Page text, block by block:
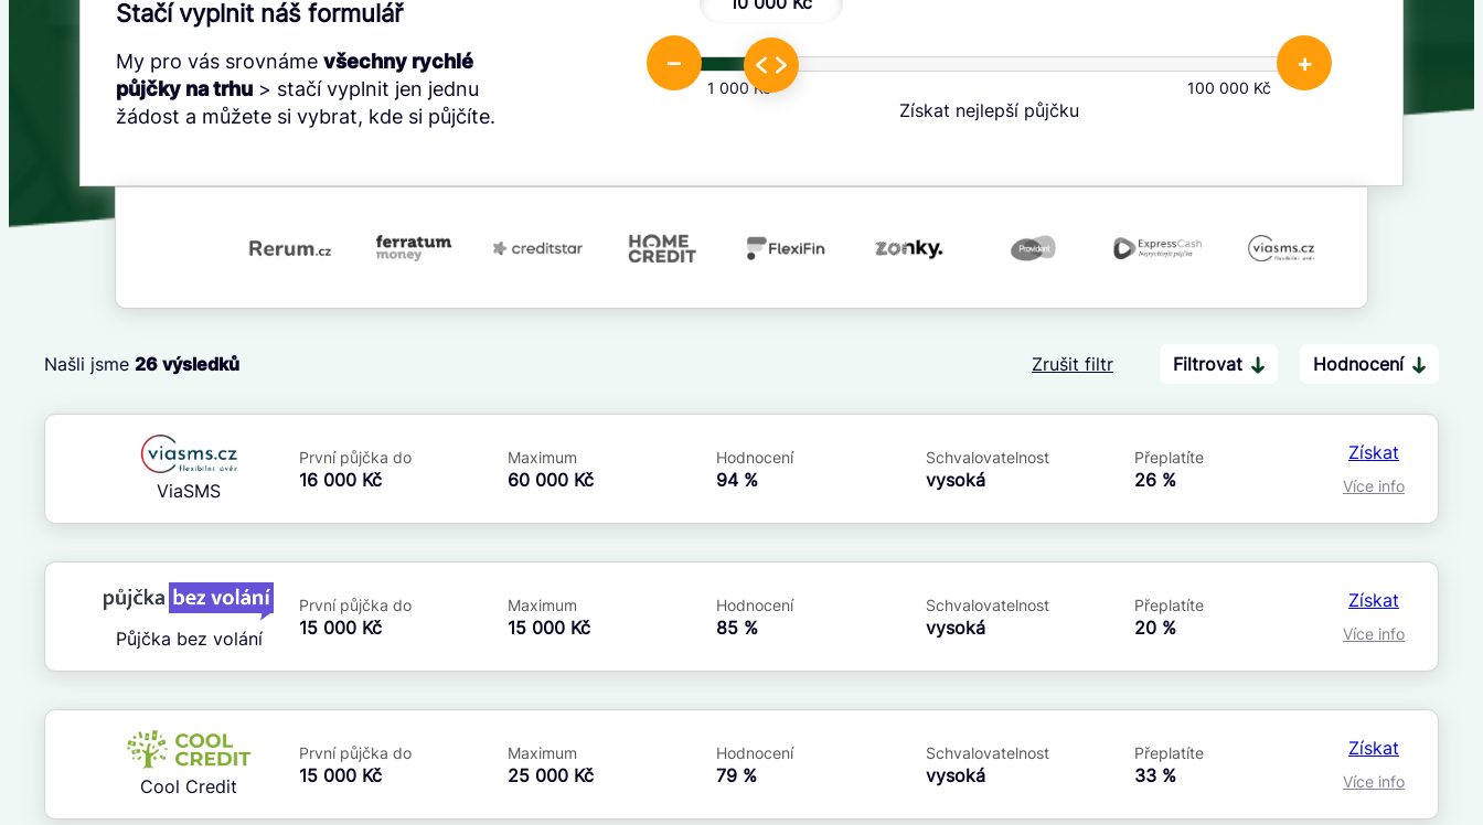
Stačí vyplnit náš formulář
My pro vás srovnáme všechny rychlé
půjčky na trhu > stačí vyplnit jen jednu
žádost a můžete si vybrat, kde si půjčíte.
– +
1 000 Kč 100 000 Kč
Získat nejlepší půjčku
Zrušit filtr Filtrovat
Hodnocení
Od
Do
ano
Našli jsme 26 výsledků
ViaSMS
První půjčka do
16 000 Kč
Maximum
60 000 Kč
Hodnocení
94 %
Schvalovatelnost
vysoká
Přeplatíte
26 %
Získat
Více info
Půjčka bez volání
První půjčka do
15 000 Kč
Maximum
15 000 Kč
Hodnocení
85 %
Schvalovatelnost
vysoká
Přeplatíte
20 %
Získat
Více info
Cool Credit
První půjčka do
15 000 Kč
Maximum
25 000 Kč
Hodnocení
79 %
Schvalovatelnost
vysoká
Přeplatíte
33 %
Získat
Více info